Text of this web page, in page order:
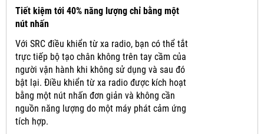
Tiết kiệm tới 40% năng lượng chỉ bằng một
nút nhấn
Với SRC điều khiển từ xa radio, bạn có thể tắt
trực tiếp bộ tạo chân không trên tay cầm của
người vận hành khi không sử dụng và sau đó
bật lại. Điều khiển từ xa radio được kích hoạt
bằng một nút nhấn đơn giản và không cần
nguồn năng lượng do một máy phát cảm ứng
tích hợp.